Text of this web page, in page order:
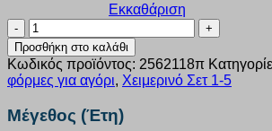
Εκκαθάριση
Σετ
αγόρι
Joyce
“police”
πράσινο
2562118
ποσότητα
Προσθήκη στο καλάθι
Κωδικός προϊόντος: 2562118π
φόρμες για αγόρι, Χειμερινό Σετ 1-5
Μέγεθος (Έτη)